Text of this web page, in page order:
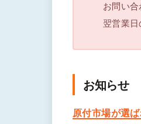
お問い合
翌営業日
お知らせ
原付市場が選